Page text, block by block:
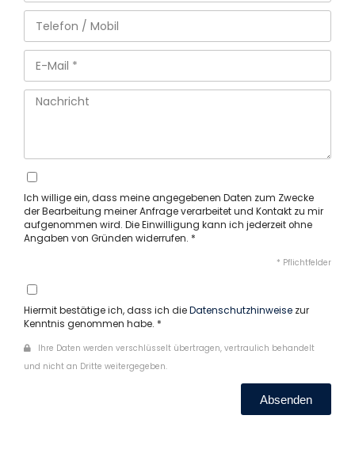
Ich willige ein, dass meine angegebenen Daten zum Zwecke
der Bearbeitung meiner Anfrage verarbeitet und Kontakt zu mir
aufgenommen wird. Die Einwilligung kann ich jederzeit ohne
Angaben von Gründen widerrufen. *
* Pflichtfelder
Hiermit bestätige ich, dass ich dieDatenschutzhinweise zur
Kenntnis genommen habe. *
Ihre Daten werden verschlüsselt übertragen, vertraulich behandelt
und nicht an Dritte weitergegeben.
Absenden